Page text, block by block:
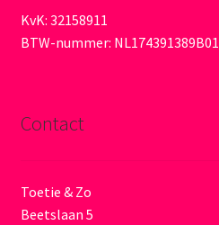
KvK: 32158911
BTW-nummer: NL174391389B01
Contact
Toetie & Zo
Beetslaan 5